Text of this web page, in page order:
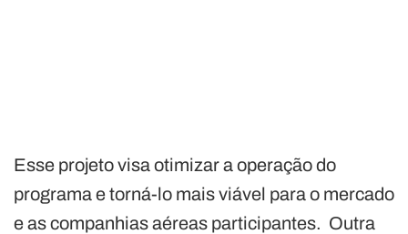
Esse projeto visa otimizar a operação do
programa e torná-lo mais viável para o mercado
e as companhias aéreas participantes. Outra